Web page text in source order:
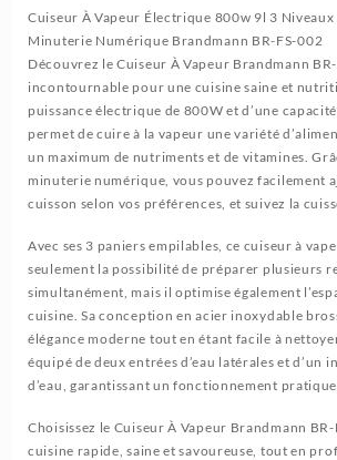
Cuiseur À Vapeur Électrique 800w 9l 3
Minuterie Numérique Brandmann BR-FS-002
Découvrez le Cuiseur À Vapeur Brandmann
incontournable pour une cuisine saine et
puissance électrique de 800W et d’une
permet de cuire à la vapeur une variété
un maximum de nutriments et de vitamines.
minuterie numérique, vous pouvez facilement
cuisson selon vos préférences, et suivez la
Avec ses 3 paniers empilables, ce cuiseur à
seulement la possibilité de préparer plusieurs
simultanément, mais il optimise également
cuisine. Sa conception en acier inoxydable
élégance moderne tout en étant facile à
équipé de deux entrées d’eau latérales et d’un
d’eau, garantissant un fonctionnement pratique
Choisissez le Cuiseur À Vapeur Brandmann
cuisine rapide, saine et savoureuse, tout en